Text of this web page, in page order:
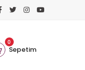
0
Sepetim